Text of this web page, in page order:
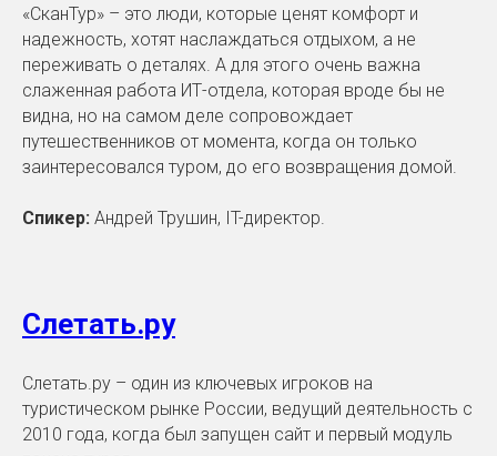
«СканТур» – это люди, которые ценят комфорт и
надежность, хотят наслаждаться отдыхом, а не
переживать о деталях. А для этого очень важна
слаженная работа ИТ-отдела, которая вроде бы не
видна, но на самом деле сопровождает
путешественников от момента, когда он только
заинтересовался туром, до его возвращения домой.
Спикер: Андрей Трушин, IT-директор.
Слетать.ру
Слетать.ру – один из ключевых игроков на
туристическом рынке России, ведущий деятельность с
2010 года, когда был запущен сайт и первый модуль